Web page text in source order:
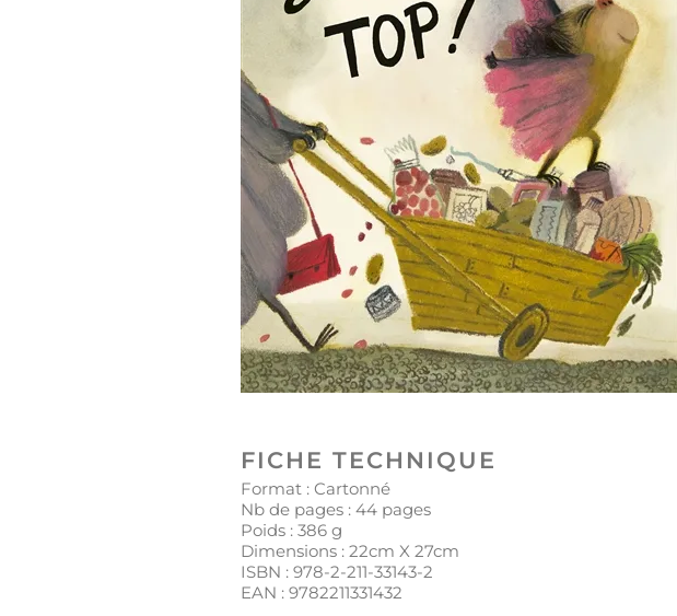
FICHE TECHNIQUE
Format : Cartonné
Nb de pages : 44 pages
Poids : 386 g
Dimensions : 22cm X 27cm
ISBN : 978-2-211-33143-2
EAN : 9782211331432